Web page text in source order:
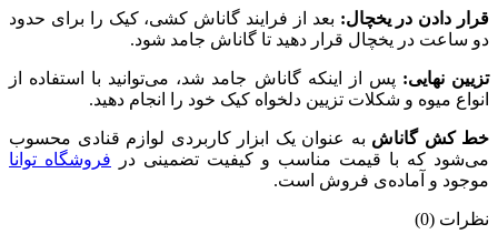
قرار دادن در یخچال: بعد از فرایند گاناش کشی، کیک را برای حدود
دو ساعت در یخچال قرار دهید تا گاناش جامد شود.
تزیین نهایی: پس از اینکه گاناش جامد شد، می‌توانید با استفاده از
انواع میوه و شکلات تزیین دلخواه کیک خود را انجام دهید.
خط کش گاناش به عنوان یک ابزار کاربردی لوازم قنادی محسوب
می‌شود که با قیمت مناسب و کیفیت تضمینی در فروشگاه توانا
موجود و آماده‌ی فروش است.
نظرات (0)